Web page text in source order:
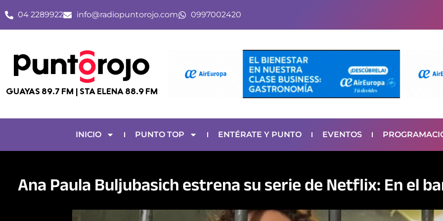
contenido
04 2289922 info@radiopuntorojo.com 0997002420
GUAYAS 89.7 FM | STA ELENA 88.9 FM
INICIO PUNTO TOP ENTÉRATE Y PUNTO EVENTOS
Ana Paula Buljubasich estrena su serie de Netflix: En el